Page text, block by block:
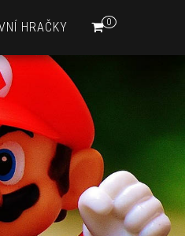
0
HRAČKY